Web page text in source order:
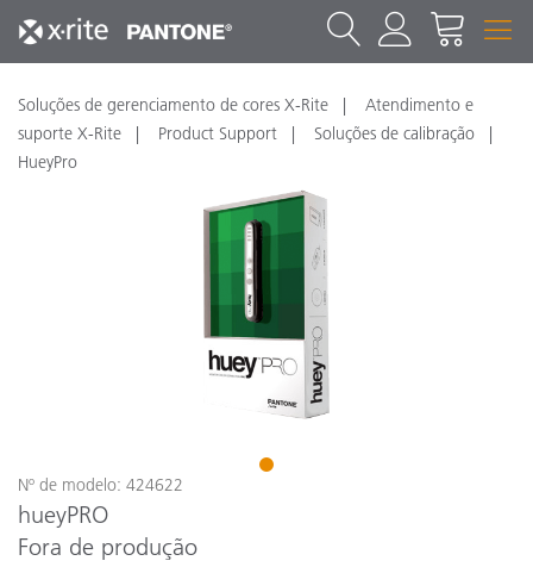
Soluções de gerenciamento de cores X-Rite
Atendimento e
suporte X-Rite
Product Support
Soluções de calibração
HueyPro
1
Nº de modelo: 424622
hueyPRO
Fora de produção